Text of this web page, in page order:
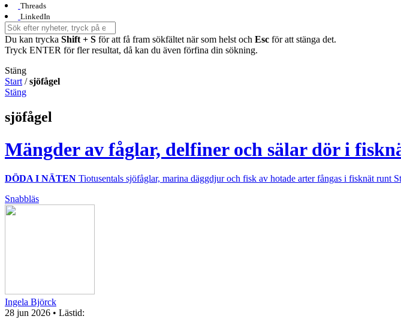
Threads
LinkedIn
Du kan trycka Shift + S för att få fram sökfältet när som helst och Esc för att stänga det.
Tryck ENTER för fler resultat, då kan du även förfina din sökning.
Stäng
Start /sjöfågel
Stäng
sjöfågel
Mängder av fåglar, delfiner och sälar dör i
DÖDA I NÄTEN Tiotusentals sjöfåglar, marina däggdjur och fisk av hotade arter fångas i fisknät runt
Snabbläs
Ingela Björck
28 jun 2026 • Lästid: